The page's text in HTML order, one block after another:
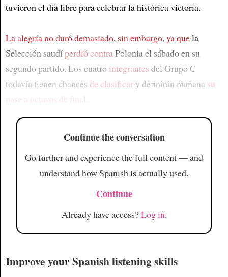
tuvieron el día libre para celebrar la histórica victoria.
La alegríano duró demasiado, sin embargo, ya quela
Selección saudíperdió contra Polonia el sábado en su
segundo partido. Los cuatro integrantes del Grupo C
todavía tienen chances de clasificary definirán mañana su
pase a octavos de final
Continue the conversation
Go further and experience the full content — and
understand how Spanish is actually used.
Continue
Already have access?Log in.
Improve your Spanish listening skills